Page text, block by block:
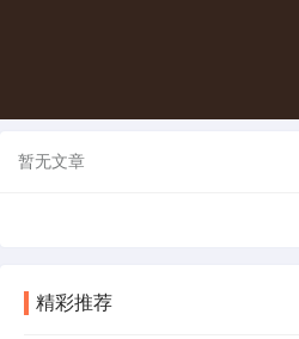
暂无文章
精彩推荐